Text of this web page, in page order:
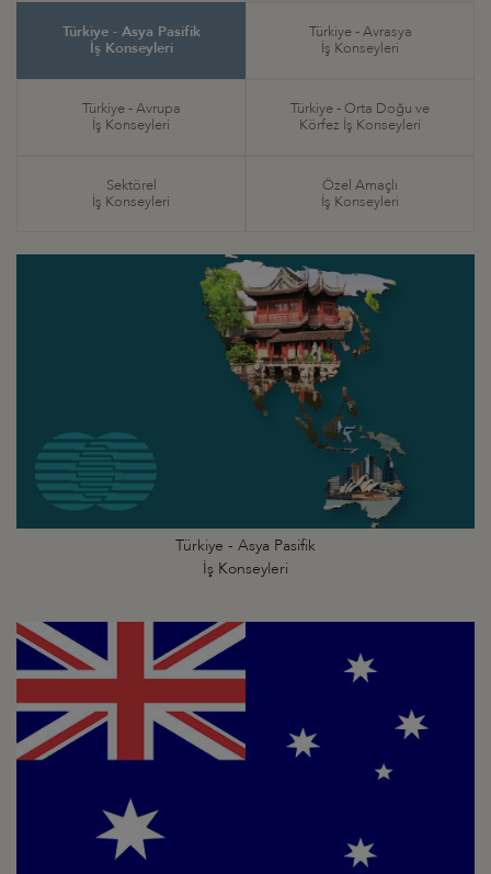
Türkiye - Asya Pasifik
İş Konseyleri
Türkiye - Avrasya
İş Konseyleri
Türkiye - Avrupa
İş Konseyleri
Türkiye - Orta Doğu ve
Körfez İş Konseyleri
Sektörel
İş Konseyleri
Özel Amaçlı
İş Konseyleri
Türkiye - Asya Pasifik
İş Konseyleri